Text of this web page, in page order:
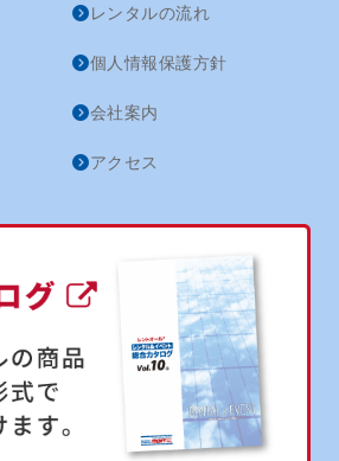
レンタルの流れ
個人情報保護方針
会社案内
アクセス